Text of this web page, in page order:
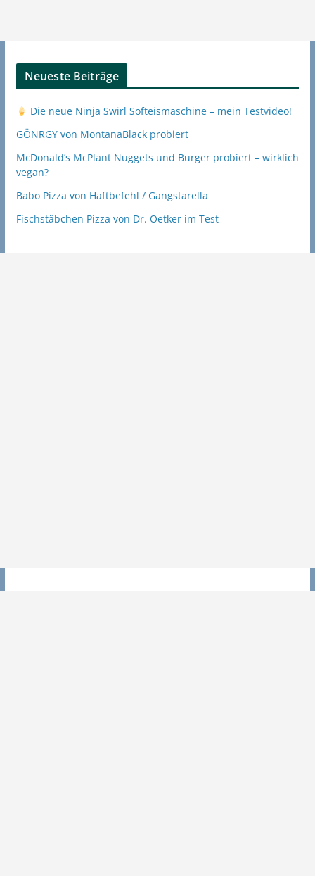
Neueste Beiträge
Die neue Ninja Swirl Softeismaschine – mein Testvideo!
GÖNRGY von MontanaBlack probiert
McDonald’s McPlant Nuggets und Burger probiert – wirklich
vegan?
Babo Pizza von Haftbefehl / Gangstarella
Fischstäbchen Pizza von Dr. Oetker im Test